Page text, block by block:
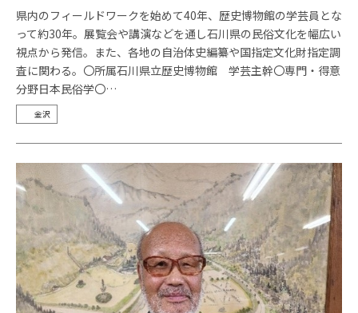
県内のフィールドワークを始めて40年、歴史博物館の学芸員とな
って約30年。展覧会や講演などを通し石川県の民俗文化を幅広い
視点から発信。また、各地の自治体史編纂や国指定文化財指定調
査に関わる。〇所属石川県立歴史博物館 学芸主幹〇専門・得意
分野日本民俗学〇…
金沢